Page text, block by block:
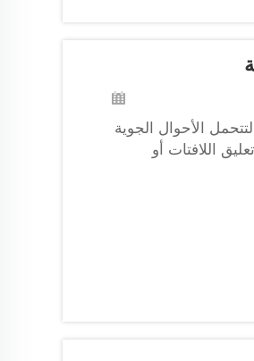
الأحوال الجوية
اللافتات أو